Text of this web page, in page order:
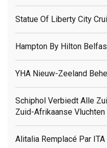
Statue Of Liberty City
Hampton By Hilton
YHA Nieuw-Zeeland
Schiphol Verbiedt Alle
Zuid-Afrikaanse Vluchten
Alitalia Remplacé Par ITA